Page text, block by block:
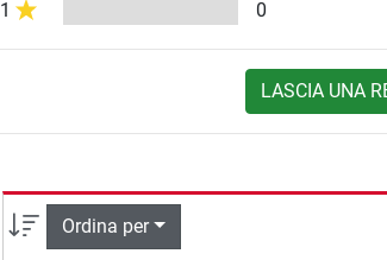
1
0
LASCIA UNA
Ordina per